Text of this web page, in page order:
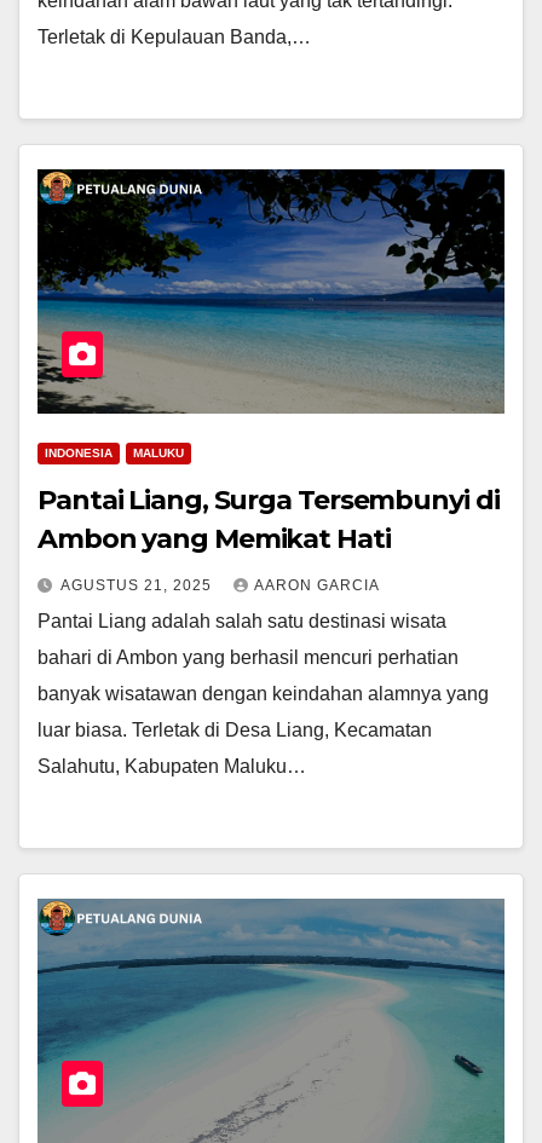
Terletak di Kepulauan Banda,…
INDONESIA MALUKU
Pantai Liang, Surga Tersembunyi di
Ambon yang Memikat Hati
AGUSTUS 21, 2025 AARON GARCIA
Pantai Liang adalah salah satu destinasi wisata
bahari di Ambon yang berhasil mencuri perhatian
banyak wisatawan dengan keindahan alamnya yang
luar biasa. Terletak di Desa Liang, Kecamatan
Salahutu, Kabupaten Maluku…